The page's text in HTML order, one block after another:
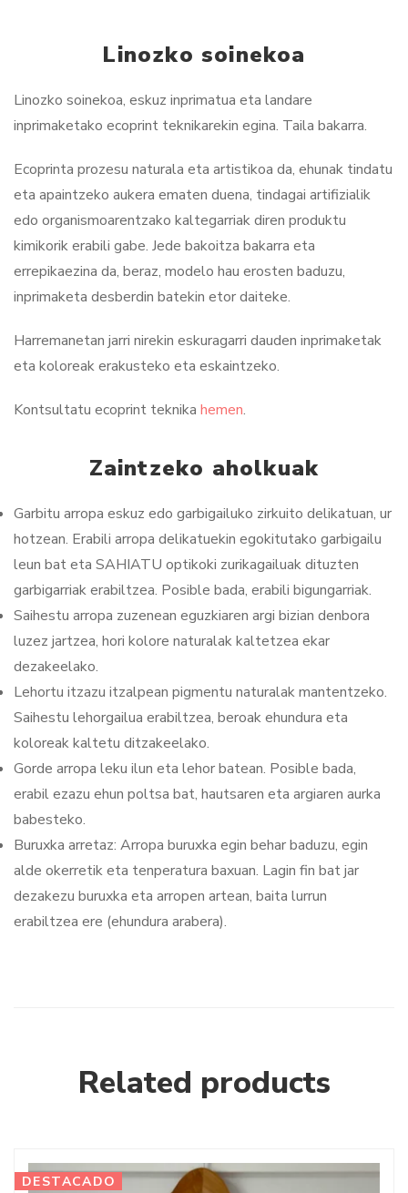
Linozko soinekoa
Linozko soinekoa, eskuz inprimatua eta landare
inprimaketako ecoprint teknikarekin egina. Taila bakarra.
Ecoprinta prozesu naturala eta artistikoa da, ehunak tindatu
eta apaintzeko aukera ematen duena, tindagai artifizialik
edo organismoarentzako kaltegarriak diren produktu
kimikorik erabili gabe. Jede bakoitza bakarra eta
errepikaezina da, beraz, modelo hau erosten baduzu,
inprimaketa desberdin batekin etor daiteke.
Harremanetan jarri nirekin eskuragarri dauden inprimaketak
eta koloreak erakusteko eta eskaintzeko.
Kontsultatu ecoprint teknika hemen.
Zaintzeko aholkuak
Garbitu arropa eskuz edo garbigailuko zirkuito delikatuan, ur
hotzean. Erabili arropa delikatuekin egokitutako garbigailu
leun bat eta SAHIATU optikoki zurikagailuak dituzten
garbigarriak erabiltzea. Posible bada, erabili bigungarriak.
Saihestu arropa zuzenean eguzkiaren argi bizian denbora
luzez jartzea, hori kolore naturalak kaltetzea ekar
dezakeelako.
Lehortu itzazu itzalpean pigmentu naturalak mantentzeko.
Saihestu lehorgailua erabiltzea, beroak ehundura eta
koloreak kaltetu ditzakeelako.
Gorde arropa leku ilun eta lehor batean. Posible bada,
erabil ezazu ehun poltsa bat, hautsaren eta argiaren aurka
babesteko.
Buruxka arretaz: Arropa buruxka egin behar baduzu, egin
alde okerretik eta tenperatura baxuan. Lagin fin bat jar
dezakezu buruxka eta arropen artean, baita lurrun
erabiltzea ere (ehundura arabera).
Related products
DESTACADO